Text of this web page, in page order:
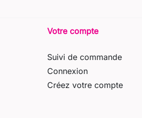
Votre compte
Suivi de commande
Connexion
Créez votre compte